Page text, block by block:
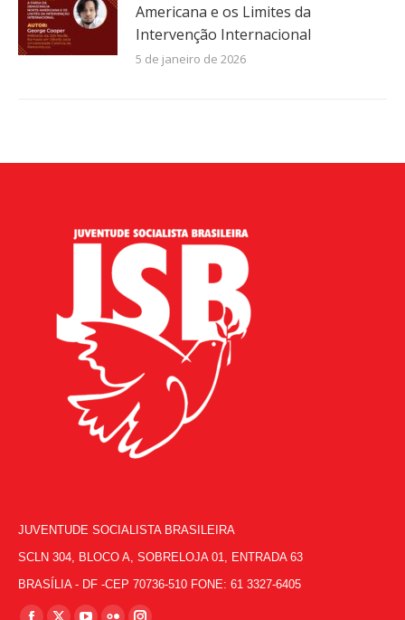
Americana e os Limites da
Intervenção Internacional
5 de janeiro de 2026
JUVENTUDE SOCIALISTA BRASILEIRA
SCLN 304, BLOCO A, SOBRELOJA 01, ENTRADA 63
BRASÍLIA - DF -CEP 70736-510 FONE: 61 3327-6405
Encontre-nos em: